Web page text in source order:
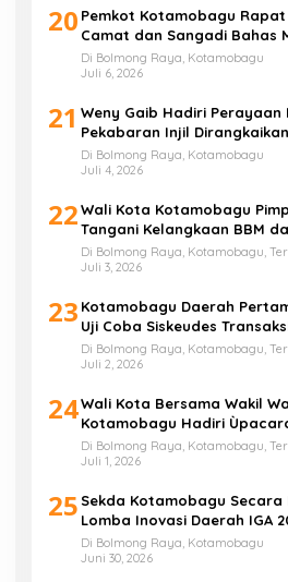
20 Pemkot Kotamobagu
Camat dan Sangadi Bahas
Sampah
Di Bolmong Raya, Kotamobagu
Juli 6, 2026
21 Weny Gaib Hadiri Perayaan
Pekabaran Injil
GMIBM Bersinode ke-76
Di Bolmong Raya, Kotamobagu
Juli 4, 2026
22Wali Kota Kotamobagu
Tangani Kelangkaan BBM
Di Bolmong Raya, Kotamobagu,
Juli 3, 2026
23 Kotamobagu Daerah
Uji Coba Siskeudes
di Desa
Di Bolmong Raya, Kotamobagu,
Juli 2, 2026
24Wali Kota Bersama Wakil
Kotamobagu Hadiri
Bhayangkara ke-80
Di Bolmong Raya, Kotamobagu,
Juli 1, 2026
25 Sekda Kotamobagu Secara
Lomba Inovasi Daerah IGA
Di Bolmong Raya, Kotamobagu
Juni 30, 2026